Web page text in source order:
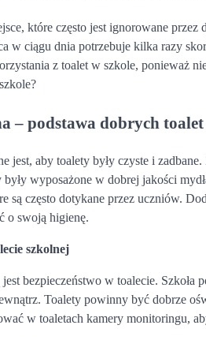
które często jest ignorowane
w ciągu dnia potrzebuje kilka razy
z toalet w szkole, ponieważ
– podstawa dobrych toalet
jest, aby toalety były czyste i
wyposażone w dobrej jakości
są często dotykane przez uczniów.
o swoją higienę.
szkolnej
bezpieczeństwo w toalecie. Szkoła
Toalety powinny być dobrze
w toaletach kamery monitoringu,